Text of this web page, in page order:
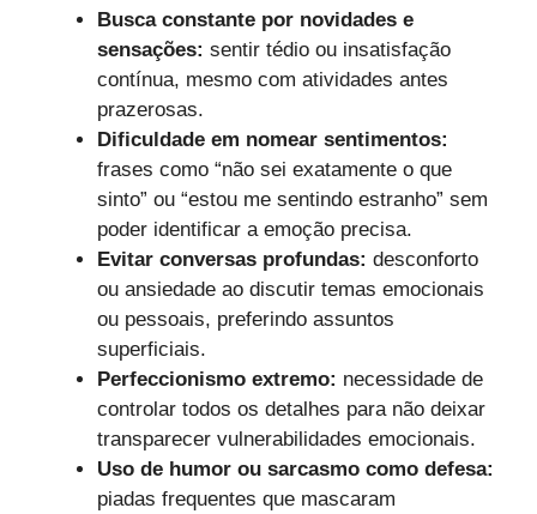
Busca constante por novidades e
sensações: sentir tédio ou insatisfação
contínua, mesmo com atividades antes
prazerosas.
Dificuldade em nomear sentimentos:
frases como “não sei exatamente o que
sinto” ou “estou me sentindo estranho” sem
poder identificar a emoção precisa.
Evitar conversas profundas: desconforto
ou ansiedade ao discutir temas emocionais
ou pessoais, preferindo assuntos
superficiais.
Perfeccionismo extremo: necessidade de
controlar todos os detalhes para não deixar
transparecer vulnerabilidades emocionais.
Uso de humor ou sarcasmo como defesa:
piadas frequentes que mascaram